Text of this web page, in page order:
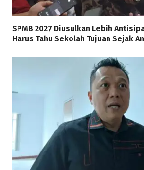
SPMB 2027 Diusulkan Lebih
Harus Tahu Sekolah Tujuan Sejak